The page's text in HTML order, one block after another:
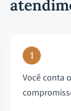
1
Você conta